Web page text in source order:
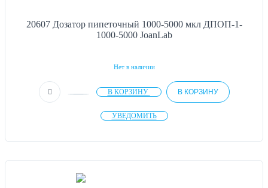
20607 Дозатор пипеточный 1000-5000 мкл ДПОП-1-
1000-5000 JoanLab
Нет в наличии
В КОРЗИНУ В КОРЗИНУ
УВЕДОМИТЬ